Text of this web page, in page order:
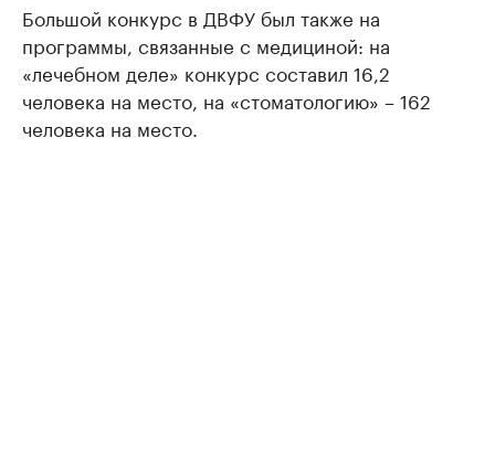
Большой конкурс в ДВФУ был также на
программы, связанные с медициной: на
«лечебном деле» конкурс составил 16,2
человека на место, на «стоматологию» – 162
человека на место.